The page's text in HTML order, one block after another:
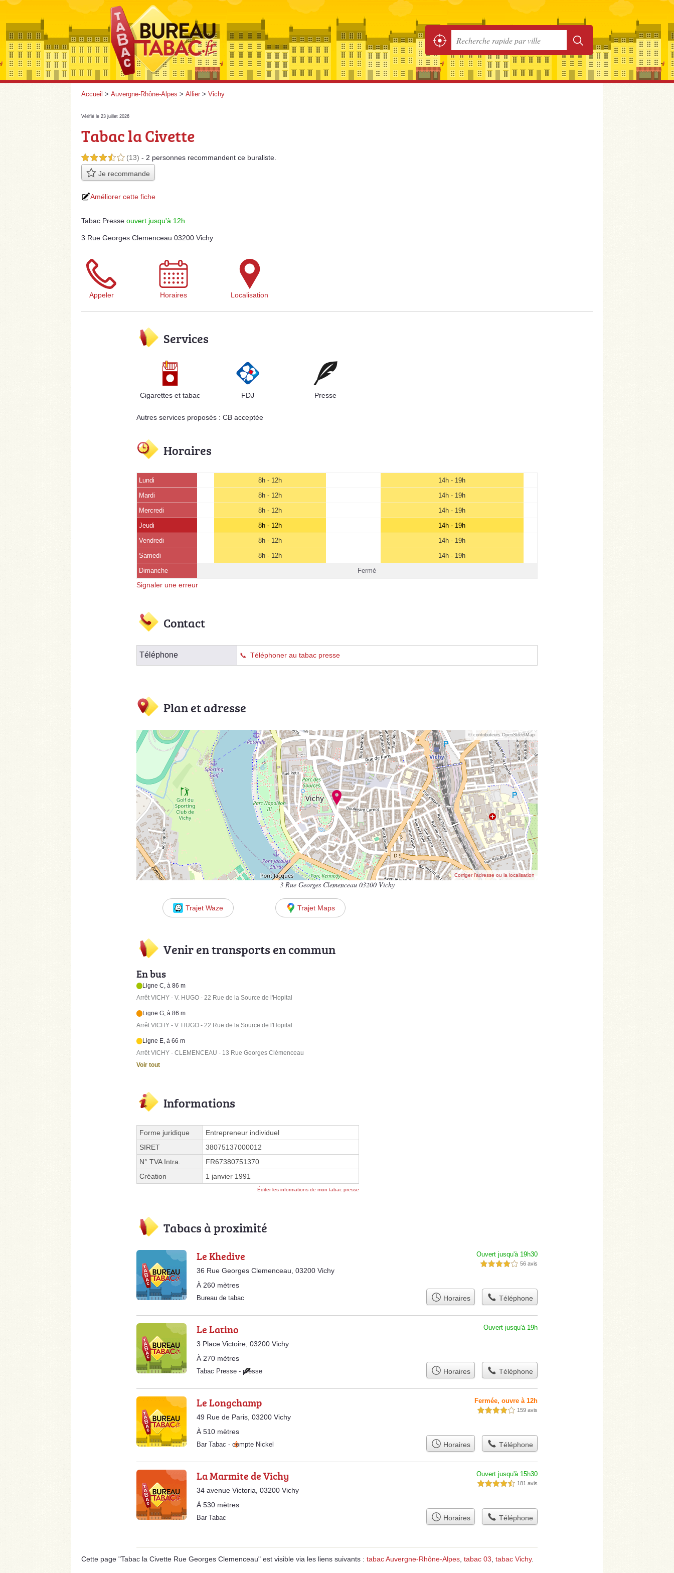
Accueil > Auvergne-Rhône-Alpes > Allier > Vichy
Vérifié le 23 juillet 2026
Tabac la Civette
3,5 étoiles sur 5 (13) - 2 personnes recommandent ce buraliste.
Je recommande
Améliorer cette fiche
Tabac Presse ouvert jusqu'à 12h
3 Rue Georges Clemenceau 03200 Vichy
Appeler Horaires Localisation
Services
Cigarettes et tabac FDJ Presse
Autres services proposés : CB acceptée
Horaires
Lundi 8h - 12h 14h - 19h
Mardi 8h - 12h 14h - 19h
Mercredi 8h - 12h 14h - 19h
Jeudi 8h - 12h 14h - 19h
Vendredi 8h - 12h 14h - 19h
Samedi 8h - 12h 14h - 19h
Dimanche Fermé
Signaler une erreur
Contact
Téléphone Téléphoner au tabac presse
Plan et adresse
© contributeurs OpenStreetMap
Corriger l’adresse ou la localisation
3 Rue Georges Clemenceau 03200 Vichy
Trajet Waze Trajet Maps
Venir en transports en commun
En bus
Ligne C, à 86 m
Arrêt VICHY - V. HUGO - 22 Rue de la Source de l'Hopital
Ligne G, à 86 m
Arrêt VICHY - V. HUGO - 22 Rue de la Source de l'Hopital
Ligne E, à 66 m
Arrêt VICHY - CLEMENCEAU - 13 Rue Georges Clémenceau
Voir tout
Informations
Forme juridique
Entrepreneur individuel
SIRET
38075137000012
N° TVA Intra.
FR67380751370
Création
1 janvier 1991
Éditer les informations de mon tabac presse
Tabacs à proximité
Le Khedive
36 Rue Georges Clemenceau, 03200 Vichy
À 260 mètres
Ouvert jusqu'à 19h30
4,0 étoiles sur 5 56 avis
Bureau de tabac Horaires Téléphone
Le Latino
3 Place Victoire, 03200 Vichy
À 270 mètres
Ouvert jusqu'à 19h
Tabac Presse - presse Horaires Téléphone
Le Longchamp
49 Rue de Paris, 03200 Vichy
À 510 mètres
Fermée, ouvre à 12h
4,0 étoiles sur 5 159 avis
Bar Tabac - compte Nickel Horaires Téléphone
La Marmite de Vichy
34 avenue Victoria, 03200 Vichy
À 530 mètres
Ouvert jusqu'à 15h30
4,5 étoiles sur 5 181 avis
Bar Tabac Horaires Téléphone
Cette page "Tabac la Civette Rue Georges Clemenceau" est visible via les liens suivants : tabac Auvergne-Rhône-Alpes, tabac 03, tabac Vichy.